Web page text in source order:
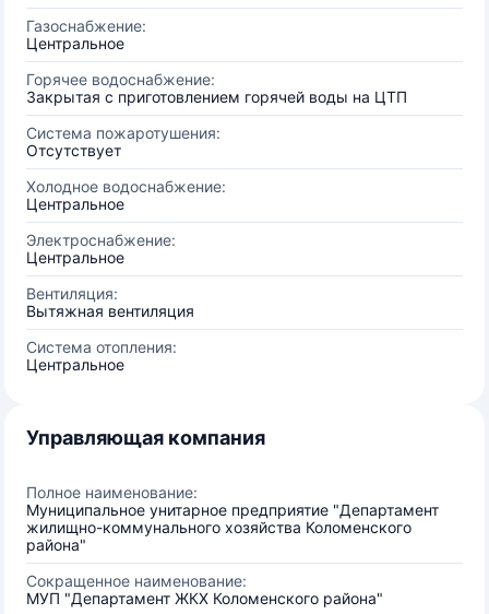
Газоснабжение:
Центральное
Горячее водоснабжение:
Закрытая с приготовлением горячей воды на ЦТП
Система пожаротушения:
Отсутствует
Холодное водоснабжение:
Центральное
Электроснабжение:
Центральное
Вентиляция:
Вытяжная вентиляция
Система отопления:
Центральное
Управляющая компания
Полное наименование:
Муниципальное унитарное предприятие "Департамент
жилищно-коммунального хозяйства Коломенского
района"
Сокращенное наименование:
МУП "Департамент ЖКХ Коломенского района"